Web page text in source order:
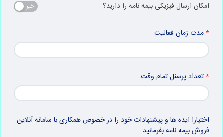
امکان ارسال فیزیکی بیمه نامه را دارید؟ خیر
مدت زمان فعالیت
تعداد پرسنل تمام وقت
اختیارا ایده ها و پیشنهادات خود را در خصوص همکاری با سامانه آنلاین
فروش بیمه نامه بفرمائید